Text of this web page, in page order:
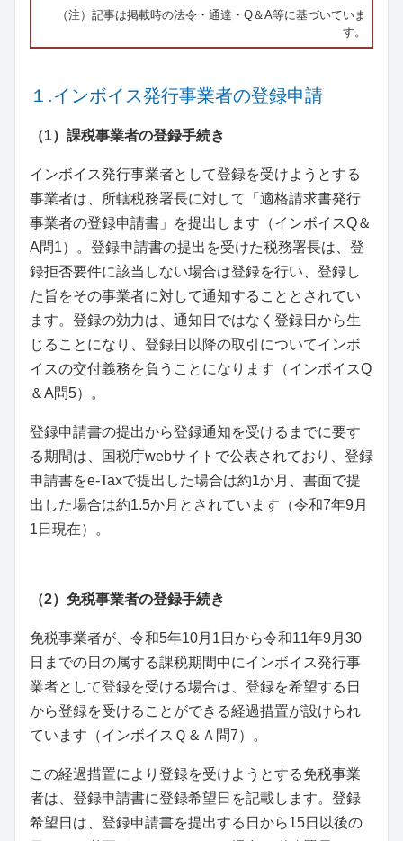
（注）記事は掲載時の法令・通達・Q＆A等に基づいていま
す。
１.インボイス発行事業者の登録申請
（1）課税事業者の登録手続き
インボイス発行事業者として登録を受けようとする
事業者は、所轄税務署長に対して「適格請求書発行
事業者の登録申請書」を提出します（インボイスQ＆
A問1）。登録申請書の提出を受けた税務署長は、登
録拒否要件に該当しない場合は登録を行い、登録し
た旨をその事業者に対して通知することとされてい
ます。登録の効力は、通知日ではなく登録日から生
じることになり、登録日以降の取引についてインボ
イスの交付義務を負うことになります（インボイスQ
＆A問5）。
登録申請書の提出から登録通知を受けるまでに要す
る期間は、国税庁webサイトで公表されており、登録
申請書をe-Taxで提出した場合は約1か月、書面で提
出した場合は約1.5か月とされています（令和7年9月
1日現在）。
（2）免税事業者の登録手続き
免税事業者が、令和5年10月1日から令和11年9月30
日までの日の属する課税期間中にインボイス発行事
業者として登録を受ける場合は、登録を希望する日
から登録を受けることができる経過措置が設けられ
ています（インボイスＱ＆Ａ問7）。
この経過措置により登録を受けようとする免税事業
者は、登録申請書に登録希望日を記載します。登録
希望日は、登録申請書を提出する日から15日以後の